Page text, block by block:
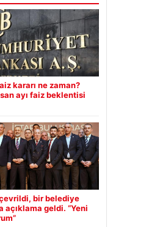
kararı ne zaman?
ayı faiz beklentisi
bir belediye
açıklama geldi. “Yeni